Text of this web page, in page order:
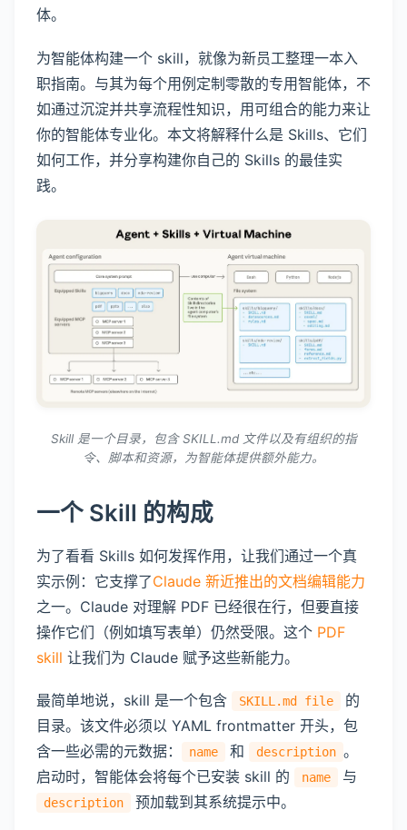
体。
为智能体构建一个 skill，就像为新员工整理一本入
职指南。与其为每个用例定制零散的专用智能体，不
如通过沉淀并共享流程性知识，用可组合的能力来让
你的智能体专业化。本文将解释什么是 Skills、它们
如何工作，并分享构建你自己的 Skills 的最佳实
践。
Skill 是一个目录，包含 SKILL.md 文件以及有组织的指
令、脚本和资源，为智能体提供额外能力。
一个 Skill 的构成
为了看看 Skills 如何发挥作用，让我们通过一个真
实示例：它支撑了Claude 新近推出的文档编辑能力
之一。Claude 对理解 PDF 已经很在行，但要直接
操作它们（例如填写表单）仍然受限。这个 PDF
skill 让我们为 Claude 赋予这些新能力。
最简单地说，skill 是一个包含 SKILL.md file
的
目录。该文件必须以 YAML frontmatter 开头，包
含一些必需的元数据：
name 和 description 。
启动时，智能体会将每个已安装 skill 的
name 与
description 预加载到其系统提示中。